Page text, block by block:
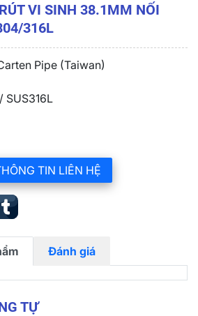
VI SINH 38.1MM NỐI
316L
Pipe (Taiwan)
SUS316L
TIN LIÊN HỆ
Đánh giá
TỰ